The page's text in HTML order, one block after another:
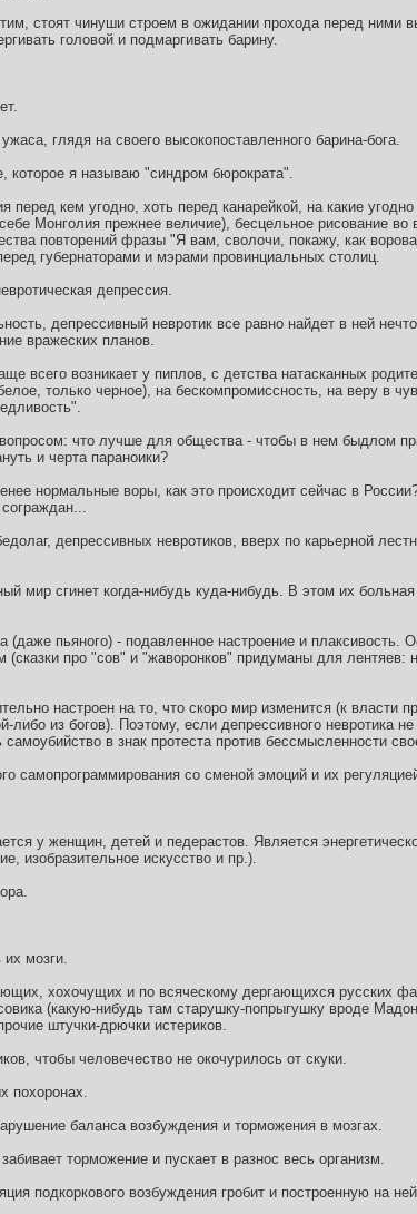
стоят чинуши строем в ожидании прохода перед ними
головой и подмаргивать барину.
глядя на своего высокопоставленного барина-бога.
которое я называю "синдром бюрократа".
перед кем угодно, хоть перед канарейкой, на какие
Монголия прежнее величие), бесцельное рисование во
повторений фразы "Я вам, сволочи, покажу, как
губернаторами и мэрами провинциальных столиц.
депрессия.
депрессивный невротик все равно найдет в ней
вражеских планов.
всего возникает у пиплов, с детства натасканных
только черное), на бескомпромиссность, на веру в
что лучше для общества - чтобы в нем быдлом
и черта параноики?
нормальные воры, как это происходит сейчас в
депрессивных невротиков, вверх по карьерной
мир сгинет когда-нибудь куда-нибудь. В этом их
(даже пьяного) - подавленное настроение и плаксивость.
(сказки про "сов" и "жаворонков" придуманы для лентяев:
настроен на то, что скоро мир изменится (к власти
либо из богов). Поэтому, если депрессивного невротика
в знак протеста против бессмысленности
самопрограммирования со сменой эмоций и их
у женщин, детей и педерастов. Является
изобразительное искусство и пр.).
мозги.
хохочущих и по всяческому дергающихся русских
(какую-нибудь там старушку-попрыгушку вроде
штучки-дрючки истериков.
чтобы человечество не окочурилось от скуки.
похоронах.
баланса возбуждения и торможения в мозгах.
торможение и пускает в разнос весь организм.
подкоркового возбуждения гробит и построенную на